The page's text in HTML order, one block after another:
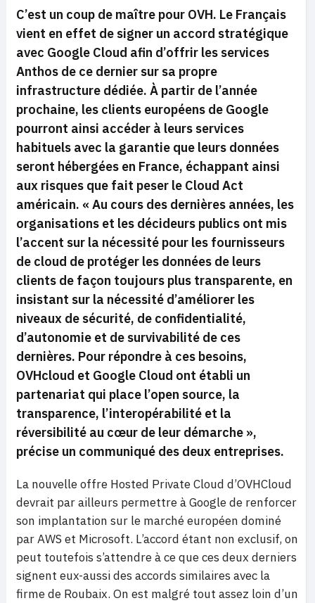
C’est un coup de maître pour OVH. Le Français
vient en effet de signer un accord stratégique
avec Google Cloud afin d’offrir les services
Anthos de ce dernier sur sa propre
infrastructure dédiée. À partir de l’année
prochaine, les clients européens de Google
pourront ainsi accéder à leurs services
habituels avec la garantie que leurs données
seront hébergées en France, échappant ainsi
aux risques que fait peser le Cloud Act
américain. « Au cours des dernières années, les
organisations et les décideurs publics ont mis
l’accent sur la nécessité pour les fournisseurs
de cloud de protéger les données de leurs
clients de façon toujours plus transparente, en
insistant sur la nécessité d’améliorer les
niveaux de sécurité, de confidentialité,
d’autonomie et de survivabilité de ces
dernières. Pour répondre à ces besoins,
OVHcloud et Google Cloud ont établi un
partenariat qui place l’open source, la
transparence, l’interopérabilité et la
réversibilité au cœur de leur démarche »,
précise un communiqué des deux entreprises.
La nouvelle offre Hosted Private Cloud d’OVHCloud
devrait par ailleurs permettre à Google de renforcer
son implantation sur le marché européen dominé
par AWS et Microsoft. L’accord étant non exclusif, on
peut toutefois s’attendre à ce que ces deux derniers
signent eux-aussi des accords similaires avec la
firme de Roubaix. On est malgré tout assez loin d’un